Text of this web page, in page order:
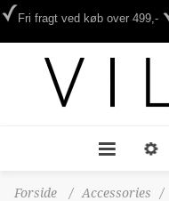
Fri fragt ved køb over 499,-
Forside / Accessories /